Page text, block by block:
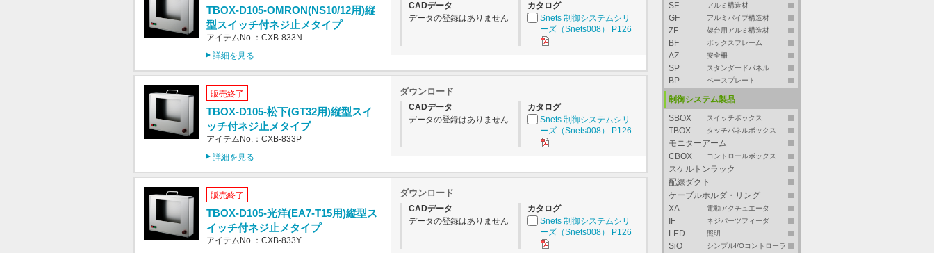
TBOX-D105-OMRON(NS10/12用)縦
型スイッチ付ネジ止メタイプ
アイテムNo.：CXB-833N
詳細を見る
CADデータ
データの登録はありません
カタログ
Snets 制御システムシリ
ーズ（Snets008） P126
販売終了
TBOX-D105-松下(GT32用)縦型スイ
ッチ付ネジ止メタイプ
アイテムNo.：CXB-833P
詳細を見る
ダウンロード
CADデータ
データの登録はありません
カタログ
Snets 制御システムシリ
ーズ（Snets008） P126
販売終了
TBOX-D105-光洋(EA7-T15用)縦型ス
イッチ付ネジ止メタイプ
アイテムNo.：CXB-833Y
ダウンロード
CADデータ
データの登録はありません
カタログ
Snets 制御システムシリ
ーズ（Snets008） P126
SF
アルミ構造材
GF アルミパイプ構造材
ZF 架台用アルミ構造材
BF ボックスフレーム
AZ 安全柵
SP スタンダードパネル
BP ベースプレート
制御システム製品
SBOX
スイッチボックス
TBOX タッチパネルボックス
モニターアーム
CBOX
コントロールボックス
スケルトンラック
配線ダクト
ケーブルホルダ・リング
XA
電動アクチュエータ
IF ネジパーツフィーダ
LED 照明
SiO シンプルI/Oコントローラ